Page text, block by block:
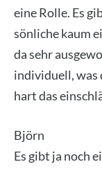
eine Rol­le. Es
sön­li­che kaum
da sehr
indi­vi­du­ell, was
hart das
Björn
Es gibt ja noch